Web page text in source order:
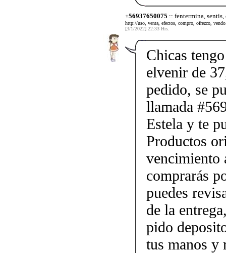
+56937650075 :: fentermina,
http://uso, venta, efectos, compro, ofrezco,
[3/1/2022] 22:33 Hrs.
Chicas
elvenir de
pedido, se
llamada
Estela y te
Productos
vencimiento
comprarás
puedes
de la
pido
tus manos y